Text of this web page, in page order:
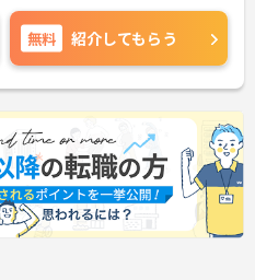
ントなど、さらに
軽にご相談くださ
無料 紹介してもらう